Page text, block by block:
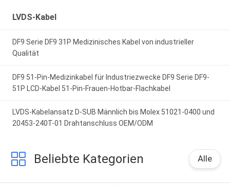
LVDS-Kabel
DF9 Serie DF9 31P Medizinisches Kabel von industrieller
Qualität
DF9 51-Pin-Medizinkabel für Industriezwecke DF9 Serie DF9-
51P LCD-Kabel 51-Pin-Frauen-Hotbar-Flachkabel
LVDS-Kabelansatz D-SUB Männlich bis Molex 51021-0400 und
20453-240T-01 Drahtanschluss OEM/ODM
Beliebte Kategorien Alle